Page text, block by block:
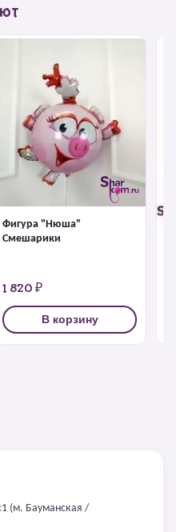
Фигура "Нюша"
Смешарики
1 820 ₽
В корзину
(м. Бауманская /